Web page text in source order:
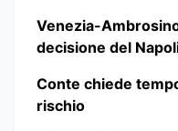
Venezia-
decisione del
Conte chiede
rischio